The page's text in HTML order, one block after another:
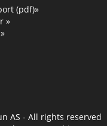
(pdf)»
»
AS - All rights reserved